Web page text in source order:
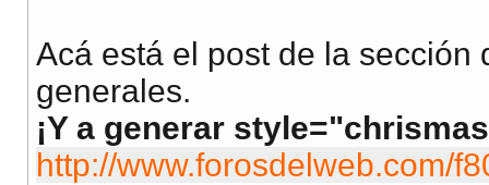
Acá está el post de la
generales.
¡Y a generar
http://www.forosdelweb.com/